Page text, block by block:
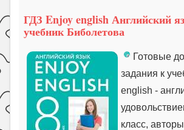
ГДЗ Enjoy english Английский
учебник Биболетова
Готовые
задания к
english -
класс,